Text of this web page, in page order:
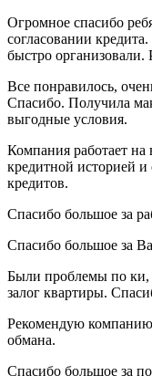
Огромное спасибо
согласовании
быстро
Все понравилось,
Спасибо. Получила
выгодные условия.
Компания работает
кредитной историей и
кредитов.
Спасибо большое за
Спасибо большое за
Были проблемы по ки,
залог квартиры.
Рекомендую компанию,
обмана.
Спасибо большое за